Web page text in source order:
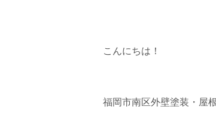
こんにちは！
福岡市南区外壁塗装・屋